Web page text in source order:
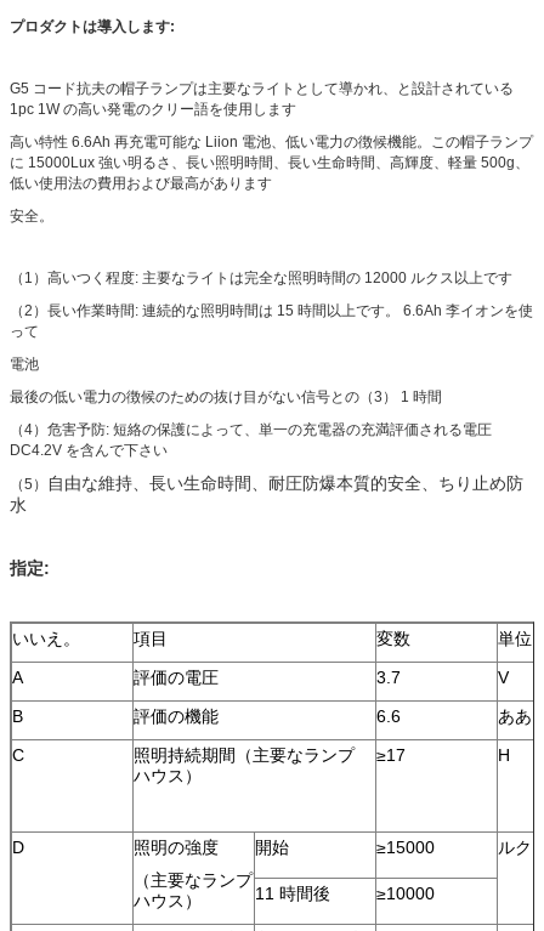
プロダクトは導入します:
G5 コード抗夫の帽子ランプは主要なライトとして導かれ、と設計されている
1pc 1W の高い発電のクリー語を使用します
高い特性 6.6Ah 再充電可能な Liion 電池、低い電力の徴候機能。この帽子ランプ
に 15000Lux 強い明るさ、長い照明時間、長い生命時間、高輝度、軽量 500g、
低い使用法の費用および最高があります
安全。
（1）高いつく程度: 主要なライトは完全な照明時間の 12000 ルクス以上です
（2）長い作業時間: 連続的な照明時間は 15 時間以上です。 6.6Ah 李イオンを使
って
電池
最後の低い電力の徴候のための抜け目がない信号との（3） 1 時間
（4）危害予防: 短絡の保護によって、単一の充電器の充満評価される電圧
DC4.2V を含んで下さい
（5）
自由な維持、長い生命時間、耐圧防爆本質的安全、ちり止め防
水
指定:
いいえ。 項目 変数
単位
A
評価の電圧 3.7
V
B
評価の機能 6.6
ああ
C
照明持続期間（主要なランプ
ハウス）
≥17 H
D
照明の強度
（主要なランプ
ハウス）
開始 ≥15000 ルク
11 時間後 ≥10000